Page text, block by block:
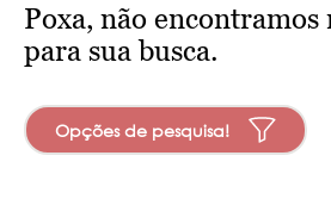
Poxa, não encontramos
para sua busca.
Opções de pesquisa!